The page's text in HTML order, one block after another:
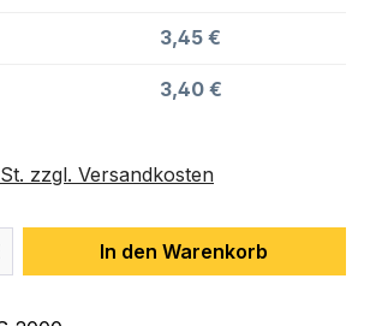
3,45 €
3,40 €
zzgl. Versandkosten
Gib den
In den Warenkorb